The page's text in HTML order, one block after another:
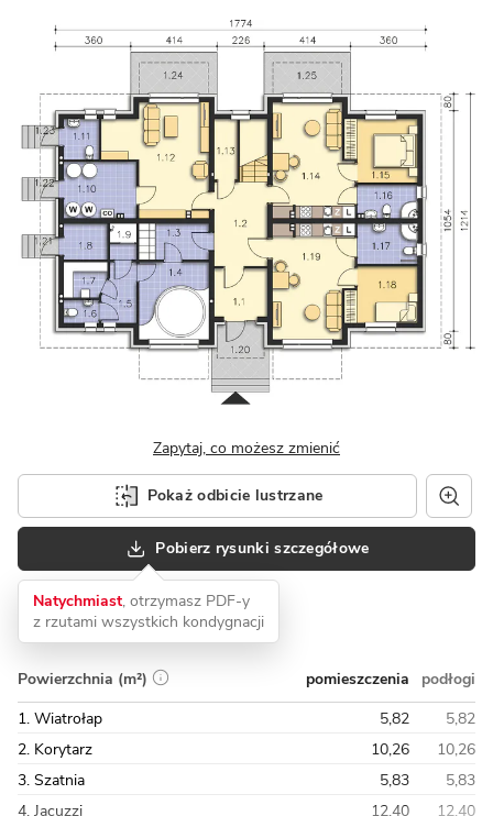
Zapytaj, co możesz zmienić
Pokaż odbicie lustrzane
Pobierz rysunki szczegółowe
Natychmiast, otrzymasz PDF-y
z rzutami wszystkich kondygnacji
Powierzchnia (m²) pomieszczenia
podłogi
1. Wiatrołap
5,82
5,82
2. Korytarz
10,26
10,26
3. Szatnia
5,83
5,83
4. Jacuzzi
12,40
12,40